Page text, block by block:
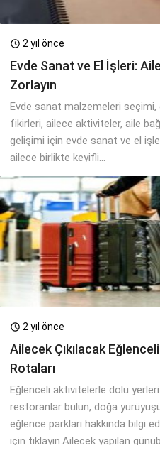
 2 yıl önce
Evde Sanat ve El İşleri:
Zorlayın
Evde sanat malzemeleri seçimi,
fikirleri, ailece aktiviteler, aile
gelişimi için evde sanat ve el
ailece birlikte keyifli...
 2 yıl önce
Ailecek Çıkılacak
Rotaları
Eğlenceli aktivitelerle dolu
restoranlar bulun, doğa
eğlence parkları hakkında bilgi
için tıklayın.Ailecek yapılan